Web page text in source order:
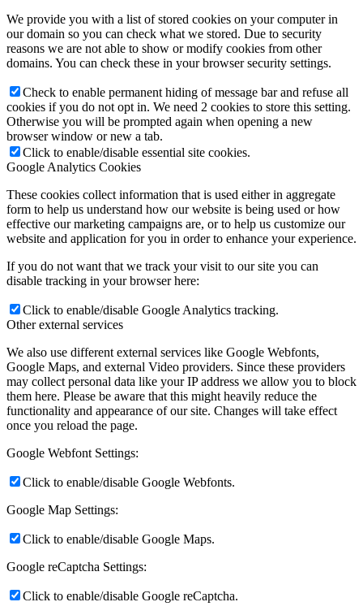
We provide you with a list of stored cookies on your computer in
our domain so you can check what we stored. Due to security
reasons we are not able to show or modify cookies from other
domains. You can check these in your browser security settings.
Check to enable permanent hiding of message bar and refuse all
cookies if you do not opt in. We need 2 cookies to store this setting.
Otherwise you will be prompted again when opening a new
browser window or new a tab.
Click to enable/disable essential site cookies.
Google Analytics Cookies
These cookies collect information that is used either in aggregate
form to help us understand how our website is being used or how
effective our marketing campaigns are, or to help us customize our
website and application for you in order to enhance your experience.
If you do not want that we track your visit to our site you can
disable tracking in your browser here:
Click to enable/disable Google Analytics tracking.
Other external services
We also use different external services like Google Webfonts,
Google Maps, and external Video providers. Since these providers
may collect personal data like your IP address we allow you to block
them here. Please be aware that this might heavily reduce the
functionality and appearance of our site. Changes will take effect
once you reload the page.
Google Webfont Settings:
Click to enable/disable Google Webfonts.
Google Map Settings:
Click to enable/disable Google Maps.
Google reCaptcha Settings:
Click to enable/disable Google reCaptcha.